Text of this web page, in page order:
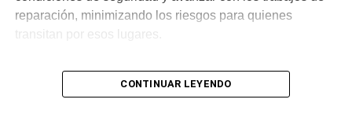
reparación, minimizando los riesgos para quienes
transitan por esos lugares.
El trabajo de los equipos
CONTINUAR LEYENDO